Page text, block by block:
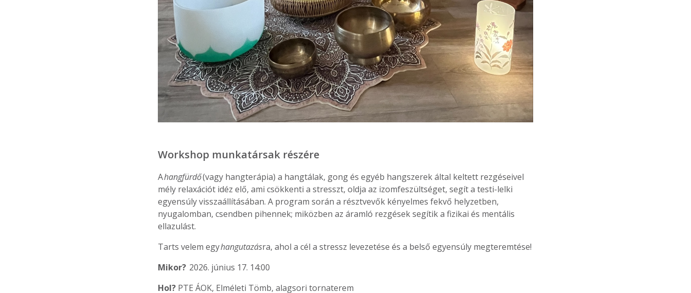
Workshop munkatársak részére
Ahangfürdő(vagy hangterápia) a hangtálak, gong és egyéb hangszerek által keltett rezgéseivel
mély relaxációt idéz elő, ami csökkenti a stresszt, oldja az izomfeszültséget, segít a testi-lelki
egyensúly visszaállításában. A program során a résztvevők kényelmes fekvő helyzetben,
nyugalomban, csendben pihennek; miközben az áramló rezgések segítik a fizikai és mentális
ellazulást.
Tarts velem egyhangutazásra, ahol a cél a stressz levezetése és a belső egyensúly megteremtése!
Mikor? 2026. június 17. 14:00
Hol? PTE ÁOK, Elméleti Tömb, alagsori tornaterem